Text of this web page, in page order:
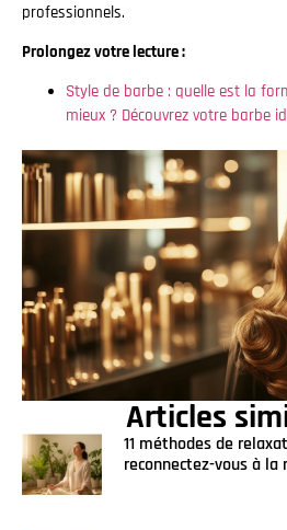
professionnels.
Prolongez votre lecture :
Style de barbe : quelle est la
mieux ? Découvrez votre barbe
Articles
11 méthodes de
reconnectez-vous à la